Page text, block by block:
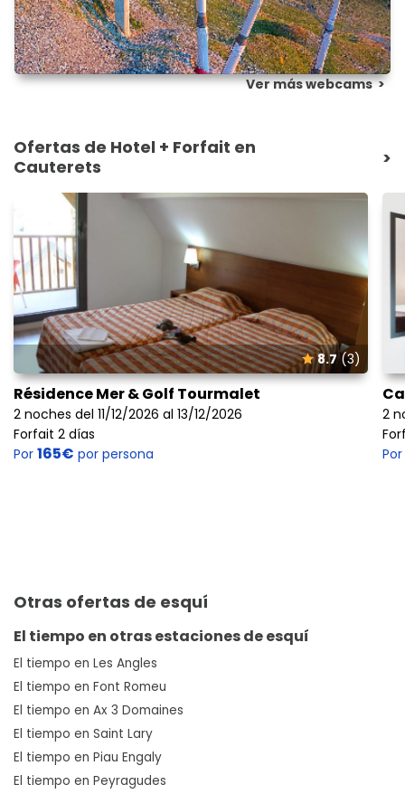
Ver más webcams >
Ofertas de Hotel + Forfait en
Cauterets
>
8.7(3)
Résidence Mer & Golf Tourmalet
2 noches del 11/12/2026 al 13/12/2026
Forfait 2 días
Por 165€ por persona
2
Por
Otras ofertas de esquí
El tiempo en otras estaciones de esquí
El tiempo en Les Angles
El tiempo en Font Romeu
El tiempo en Ax 3 Domaines
El tiempo en Saint Lary
El tiempo en Piau Engaly
El tiempo en Peyragudes